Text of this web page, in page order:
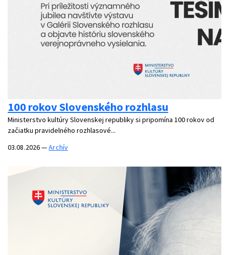
100 rokov Slovenského rozhlasu
Ministerstvo kultúry Slovenskej republiky si pripomína 100 rokov od
začiatku pravidelného rozhlasové...
03.08.2026—Archív